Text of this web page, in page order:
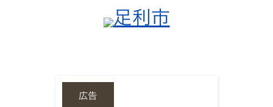
広告